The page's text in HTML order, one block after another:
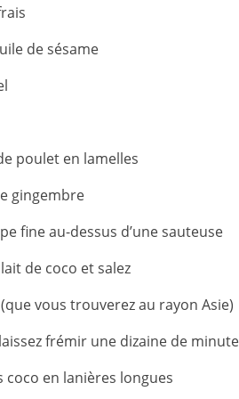
de sésame
poulet en lamelles
gingembre
fine au-dessus d’une sauteuse
de coco et salez
vous trouverez au rayon Asie)
frémir une dizaine de
coco en lanières longues